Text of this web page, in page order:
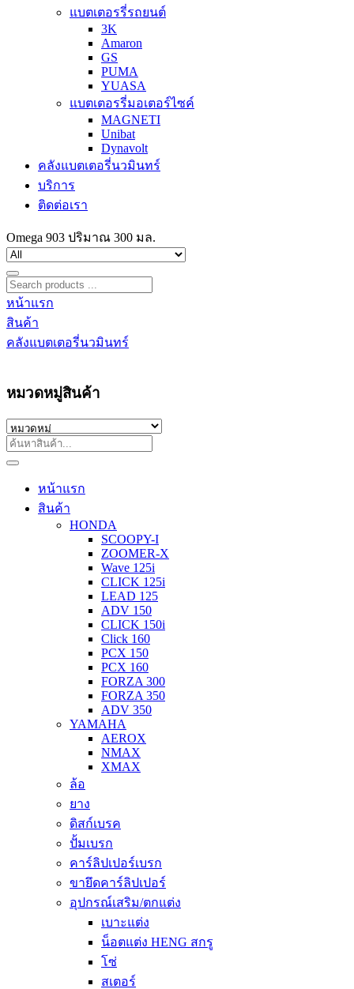
แบตเตอรรี่รถยนต์
3K
Amaron
GS
PUMA
YUASA
แบตเตอรรี่มอเตอร์ไซค์
MAGNETI
Unibat
Dynavolt
คลังแบตเตอรี่นวมินทร์
บริการ
ติดต่อเรา
Omega 903 ปริมาณ 300 มล.
หน้าแรก
สินค้า
คลังแบตเตอรี่นวมินทร์
หมวดหมู่สินค้า
หน้าแรก
สินค้า
HONDA
SCOOPY-I
ZOOMER-X
Wave 125i
CLICK 125i
LEAD 125
ADV 150
CLICK 150i
Click 160
PCX 150
PCX 160
FORZA 300
FORZA 350
ADV 350
YAMAHA
AEROX
NMAX
XMAX
ล้อ
ยาง
ดิสก์เบรค
ปั้มเบรก
คาร์ลิปเปอร์เบรก
ขายึดคาร์ลิปเปอร์
อุปกรณ์เสริม/ตกแต่ง
เบาะแต่ง
น็อตแต่ง HENG สกรู
โซ่
สเตอร์